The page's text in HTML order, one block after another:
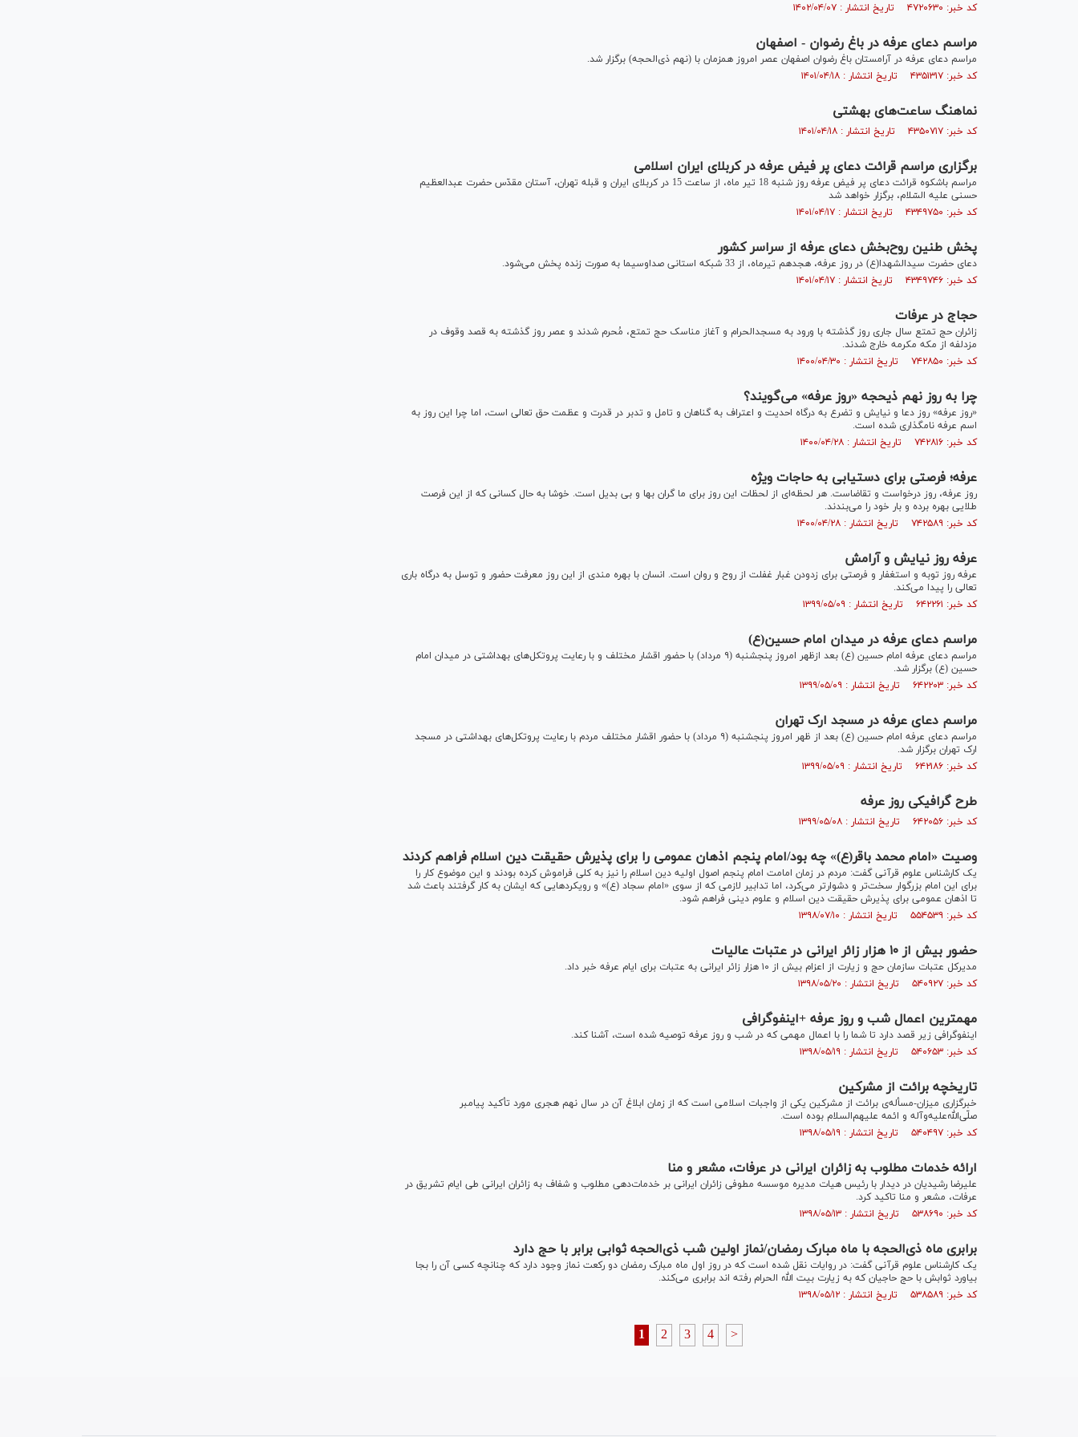
کد خبر: ۴۷۲۰۶۳۰ تاریخ انتشار : ۱۴۰۲/۰۴/۰۷
مراسم دعای عرفه در باغ رضوان - اصفهان
مراسم دعای عرفه در آرامستان باغ رضوان اصفهان عصر امروز همزمان با (نهم ذی‌الحجه) برگزار شد.‎‎
کد خبر: ۴۳۵۱۳۱۷ تاریخ انتشار : ۱۴۰۱/۰۴/۱۸
نماهنگ ساعت‌های بهشتی
کد خبر: ۴۳۵۰۷۱۷ تاریخ انتشار : ۱۴۰۱/۰۴/۱۸
برگزاری مراسم قرائت دعای پر فیض عرفه در کربلای ایران اسلامی
مراسم باشکوه قرائت دعای پر فیض عرفه روز شنبه 18 تیر ماه، از ساعت 15 در کربلای ایران و قبله تهران، آستان مقدّس حضرت عبدالعظیم
حسنی علیه السّلام، برگزار خواهد شد
کد خبر: ۴۳۴۹۷۵۰ تاریخ انتشار : ۱۴۰۱/۰۴/۱۷
پخش طنین روح‌بخش دعای عرفه از سراسر کشور
دعای حضرت سیدالشهدا(ع) در روز عرفه، هجدهم تیرماه، از 33 شبکه استانی صداوسیما به صورت زنده پخش می‌شود.
کد خبر: ۴۳۴۹۷۴۶ تاریخ انتشار : ۱۴۰۱/۰۴/۱۷
حجاج در عرفات
زائران حج تمتع سال جاری روز گذشته با ورود به مسجدالحرام و آغاز مناسک حج تمتع، مُحرم شدند و عصر روز گذشته به قصد وقوف در
مزدلفه از مکه مکرمه خارج شدند.
کد خبر: ۷۴۲۸۵۰ تاریخ انتشار : ۱۴۰۰/۰۴/۳۰
چرا به روز نهم ذیحجه «روز عرفه» می‌گویند؟
«روز عرفه» روز دعا و نیایش و تضرع به درگاه احدیت و اعتراف به گناهان و تامل و تدبر در قدرت و عظمت حق تعالی است، اما چرا این روز به
اسم عرفه نامگذاری شده است.
کد خبر: ۷۴۲۸۱۶ تاریخ انتشار : ۱۴۰۰/۰۴/۲۸
عرفه؛ فرصتی برای دستیابی به حاجات ویژه
روز عرفه، روز درخواست و تقاضاست. هر لحظه‌ای از لحظات این روز برای ما گران بها و بی بدیل است. خوشا به حال کسانی که از این فرصت
طلایی بهره برده و بار خود را می‌بندند.
کد خبر: ۷۴۲۵۸۹ تاریخ انتشار : ۱۴۰۰/۰۴/۲۸
عرفه روز نیایش و آرامش
عرفه روز توبه و استغفار و فرصتی برای زدودن غبار غفلت از روح و روان است. انسان با بهره مندی از این روز معرفت حضور و توسل به درگاه باری
تعالی را پیدا می‌کند.
کد خبر: ۶۴۲۲۶۱ تاریخ انتشار : ۱۳۹۹/۰۵/۰۹
مراسم دعای عرفه در میدان امام حسین(ع)
مراسم دعای عرفه امام حسین (ع) بعد ازظهر امروز پنجشنبه (۹ مرداد) با حضور اقشار مختلف و با رعایت پروتکل‌های بهداشتی در میدان امام
حسین (ع) برگزار شد.
کد خبر: ۶۴۲۲۰۳ تاریخ انتشار : ۱۳۹۹/۰۵/۰۹
مراسم دعای عرفه در مسجد ارک تهران
مراسم دعای عرفه امام حسین (ع) بعد از ظهر امروز پنجشنبه (۹ مرداد) با حضور اقشار مختلف مردم با رعایت پروتکل‌های بهداشتی در مسجد
ارک تهران برگزار شد.
کد خبر: ۶۴۲۱۸۶ تاریخ انتشار : ۱۳۹۹/۰۵/۰۹
طرح گرافیکی روز عرفه
کد خبر: ۶۴۲۰۵۶ تاریخ انتشار : ۱۳۹۹/۰۵/۰۸
وصیت «امام محمد باقر(ع)» چه بود/امام پنجم اذهان عمومی را برای پذیرش حقیقت دین اسلام فراهم کردند
یک کارشناس علوم قرآنی گفت: مردم در زمان امامت امام پنجم اصول اولیه دین اسلام را نیز به کلی فراموش کرده بودند و این موضوع کار را
برای این امام بزرگوار سخت‌تر و دشوارتر می‌کرد، اما تدابیر لازمی که از سوی «امام سجاد (ع)» و رویکرد‌هایی که ایشان به کار گرفتند باعث شد
تا اذهان عمومی برای پذیرش حقیقت دین اسلام و علوم دینی فراهم شود.
کد خبر: ۵۵۴۵۳۹ تاریخ انتشار : ۱۳۹۸/۰۷/۱۰
حضور بیش از ۱۰ هزار زائر ایرانی در عتبات عالیات
مدیرکل عتبات سازمان حج و زیارت از اعزام بیش از ۱۰ هزار زائر ایرانی به عتبات برای ایام عرفه خبر داد.
کد خبر: ۵۴۰۹۲۷ تاریخ انتشار : ۱۳۹۸/۰۵/۲۰
مهمترین اعمال شب و روز عرفه +اینفوگرافی
اینفوگرافی زیر قصد دارد تا شما را با اعمال مهمی که در شب و روز عرفه توصیه شده است، آشنا کند.
کد خبر: ۵۴۰۶۵۳ تاریخ انتشار : ۱۳۹۸/۰۵/۱۹
تاریخچه برائت از مشرکین
خبرگزاری میزان-مسأله‌ی برائت از مشرکین یکی از واجبات اسلامی است که از زمان ابلاغ آن در سال نهم هجری مورد تأکید پیامبر
صلّی‌الله‌علیه‌وآله و ائمه علیهم‌السلام بوده است.
کد خبر: ۵۴۰۴۹۷ تاریخ انتشار : ۱۳۹۸/۰۵/۱۹
ارائه خدمات مطلوب به زائران ایرانی در عرفات، مشعر و منا
علیرضا رشیدیان در دیدار با رئیس هیات مدیره موسسه مطوفی زائران ایرانی بر خدمات‌دهی مطلوب و شفاف به زائران ایرانی طی ایام تشریق در
عرفات، مشعر و منا تاکید کرد.
کد خبر: ۵۳۸۶۹۰ تاریخ انتشار : ۱۳۹۸/۰۵/۱۳
برابری ماه ذی‌الحجه با ماه مبارک رمضان/نماز اولین شب ذی‌الحجه ثوابی برابر با حج دارد
یک کارشناس علوم قرآنی گفت: در روایات نقل شده است که در روز اول ماه مبارک رمضان دو رکعت نماز وجود دارد که چنانچه کسی آن را بجا
بیاورد ثوابش با حج حاجیان که به زیارت بیت الله الحرام رفته اند برابری می‌کند.
کد خبر: ۵۳۸۵۸۹ تاریخ انتشار : ۱۳۹۸/۰۵/۱۲
1 2 3 4 >